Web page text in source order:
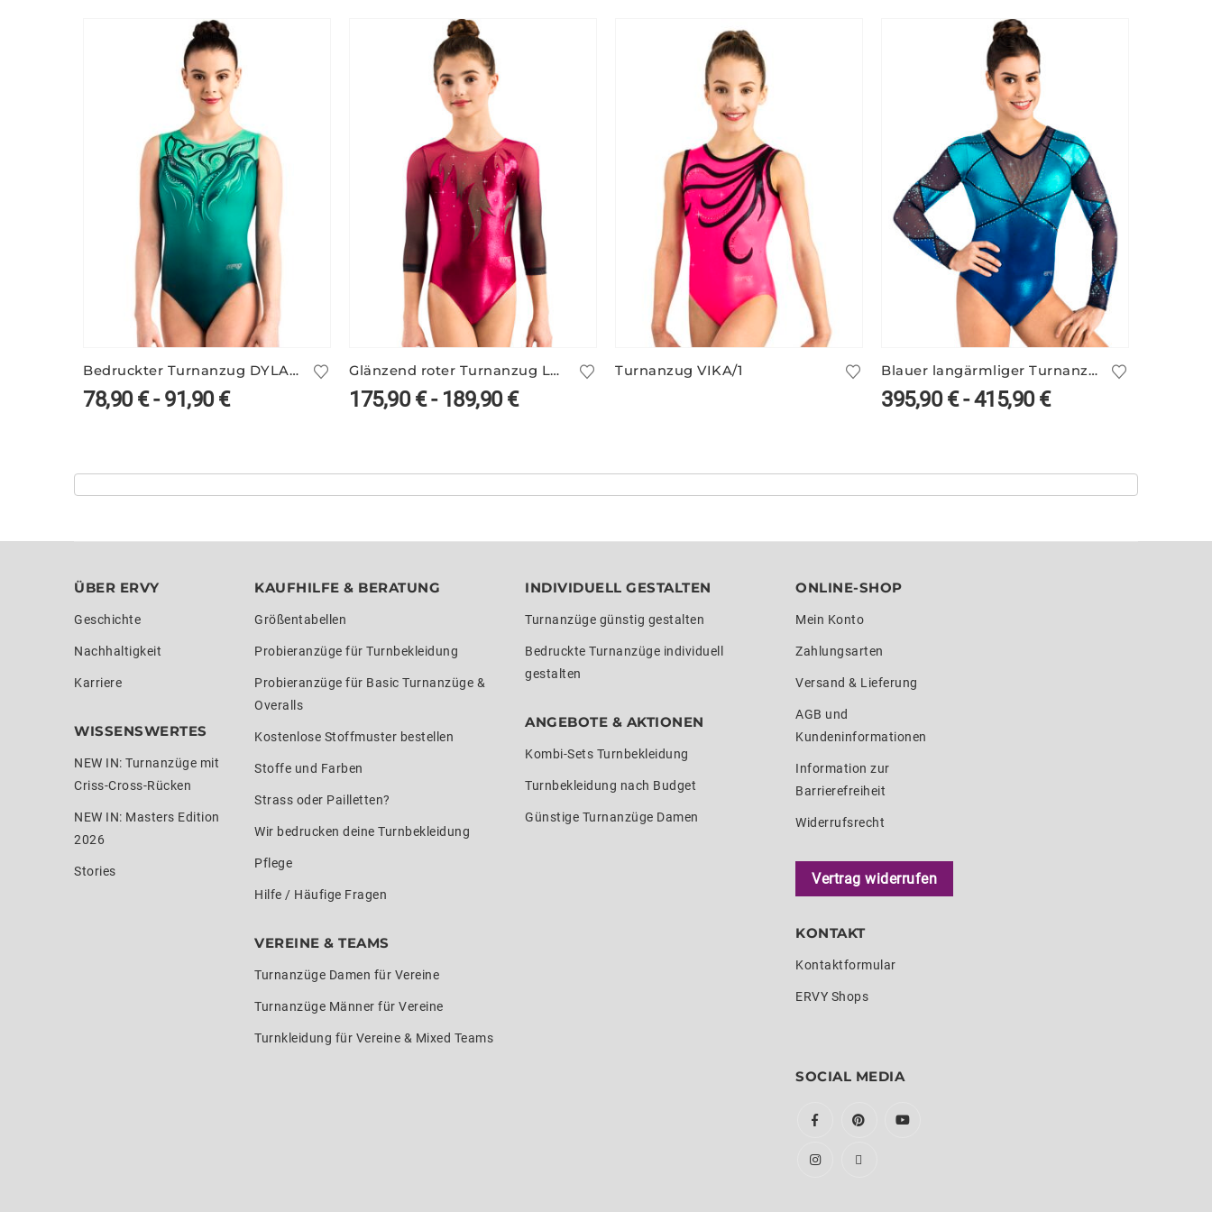
Bedruckter Turnanzug DYLA/3 ohne Arm
78,90€-91,90€
Glänzend roter Turnanzug LORNA/3 mit Ärmelprint
175,90€- 189,90€
Turnanzug VIKA/1 Blauer langärmliger Turnanzug VALERIE/1 mit Farbverlauf
395,90€-415,90€
ÜBER ERVY
Geschichte
Nachhaltigkeit
Karriere
WISSENSWERTES
NEW IN: Turnanzüge mit
Criss-Cross-Rücken
NEW IN: Masters Edition
2026
Stories
KAUFHILFE & BERATUNG
Größentabellen
Probieranzüge für Turnbekleidung
Probieranzüge für Basic Turnanzüge &
Overalls
Kostenlose Stoffmuster bestellen
Stoffe und Farben
Strass oder Pailletten?
Wir bedrucken deine Turnbekleidung
Pflege
Hilfe / Häufige Fragen
VEREINE & TEAMS
Turnanzüge Damen für Vereine
Turnanzüge Männer für Vereine
Turnkleidung für Vereine & Mixed Teams
INDIVIDUELL GESTALTEN
Turnanzüge günstig gestalten
Bedruckte Turnanzüge individuell
gestalten
ANGEBOTE & AKTIONEN
Kombi-Sets Turnbekleidung
Turnbekleidung nach Budget
Günstige Turnanzüge Damen
ONLINE-SHOP
Mein Konto
Zahlungsarten
Versand & Lieferung
AGB und
Kundeninformationen
Information zur
Barrierefreiheit
Widerrufsrecht
Vertrag widerrufen
KONTAKT
Kontaktformular
ERVY Shops
SOCIAL MEDIA